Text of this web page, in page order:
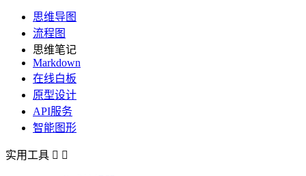
思维导图
流程图
思维笔记
Markdown
在线白板
原型设计
API服务
智能图形
实用工具  